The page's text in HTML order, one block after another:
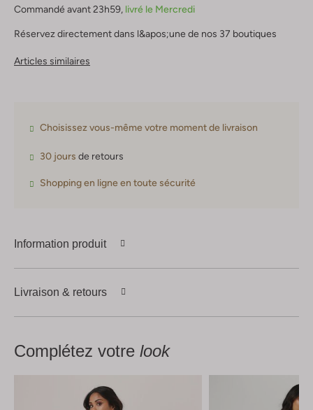
Commandé avant 23h59, livré le Mercredi
Réservez directement dans l&apos;une de nos 37 boutiques
Articles similaires
Choisissez vous-même votre moment de livraison
30 jours de retours
Shopping en ligne en toute sécurité
Information produit
Livraison & retours
Complétez votre look